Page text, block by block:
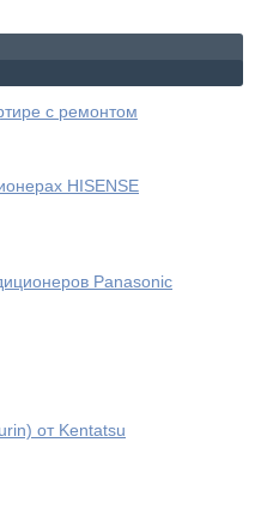
с ремонтом
HISENSE
Panasonic
от Kentatsu